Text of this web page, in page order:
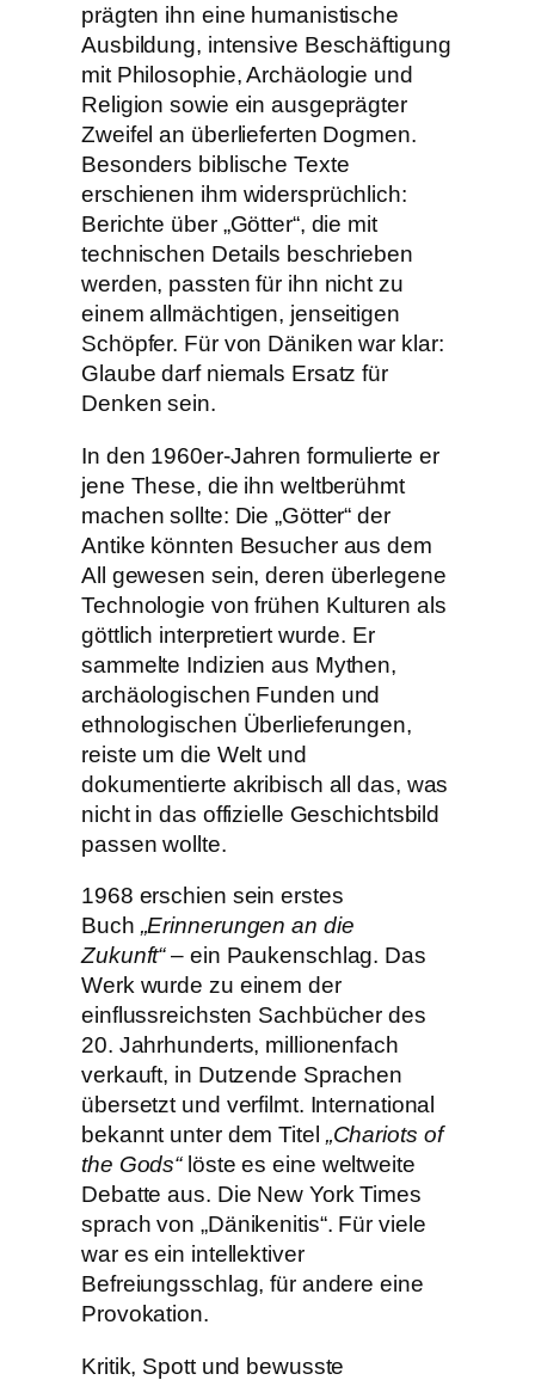
prägten ihn eine humanistische
Ausbildung, intensive Beschäftigung
mit Philosophie, Archäologie und
Religion sowie ein ausgeprägter
Zweifel an überlieferten Dogmen.
Besonders biblische Texte
erschienen ihm widersprüchlich:
Berichte über „Götter“, die mit
technischen Details beschrieben
werden, passten für ihn nicht zu
einem allmächtigen, jenseitigen
Schöpfer. Für von Däniken war klar:
Glaube darf niemals Ersatz für
Denken sein.
In den 1960er-Jahren formulierte er
jene These, die ihn weltberühmt
machen sollte: Die „Götter“ der
Antike könnten Besucher aus dem
All gewesen sein, deren überlegene
Technologie von frühen Kulturen als
göttlich interpretiert wurde. Er
sammelte Indizien aus Mythen,
archäologischen Funden und
ethnologischen Überlieferungen,
reiste um die Welt und
dokumentierte akribisch all das, was
nicht in das offizielle Geschichtsbild
passen wollte.
1968 erschien sein erstes
Buch „Erinnerungen an die
Zukunft“– ein Paukenschlag. Das
Werk wurde zu einem der
einflussreichsten Sachbücher des
20. Jahrhunderts, millionenfach
verkauft, in Dutzende Sprachen
übersetzt und verfilmt. International
bekannt unter dem Titel „Chariots of
the Gods“löste es eine weltweite
Debatte aus. Die New York Times
sprach von „Dänikenitis“. Für viele
war es ein intellektiver
Befreiungsschlag, für andere eine
Provokation.
Kritik, Spott und bewusste